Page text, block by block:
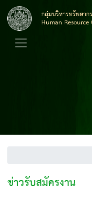
กลุ่มบริหารทรัพยาก
Human
ข่าวรับสมัครงาน